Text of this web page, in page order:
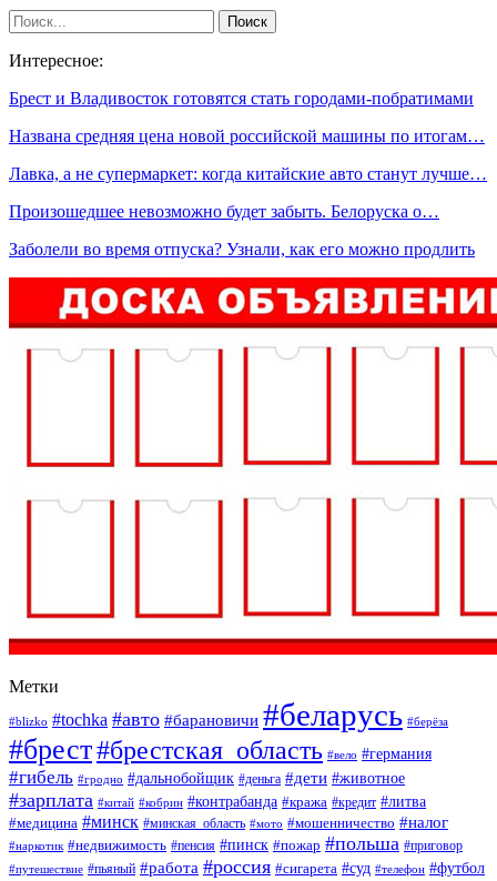
Интересное:
Брест и Владивосток готовятся стать городами-побратимами
Названа средняя цена новой российской машины по итогам…
Лавка, а не супермаркет: когда китайские авто станут лучше…
Произошедшее невозможно будет забыть. Белоруска о…
Заболели во время отпуска? Узнали, как его можно продлить
Метки
#blizko #tochka #авто #барановичи #беларусь #берёза
#брест#брестская_область #вело #германия
#гибель #гродно #дальнобойщик #деньга #дети #животное
#зарплата #китай #кобрин #контрабанда #кража #кредит #литва
#медицина #минск #минская_область #мото #мошенничество #налог
#наркотик #недвижимость #пенсия #пинск #пожар #польша #приговор
#путешествие #пьяный #работа #россия #сигарета #суд #телефон #футбол